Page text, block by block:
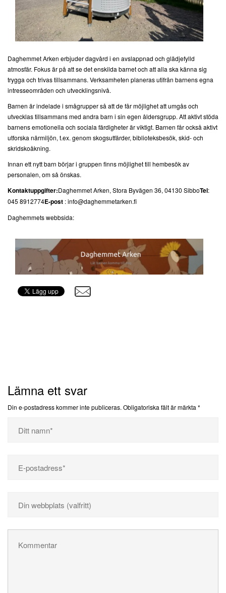
Daghemmet Arken erbjuder dagvård i en avslappnad och glädjefylld
atmosfär. Fokus är på att se det enskilda barnet och att alla ska känna sig
trygga och trivas tillsammans. Verksamheten planeras utifrån barnens egna
intresseområden och utvecklingsnivå.
Barnen är indelade i smågrupper så att de får möjlighet att umgås och
utvecklas tillsammans med andra barn i sin egen åldersgrupp. Att aktivt stöda
barnens emotionella och sociala färdigheter är viktigt. Barnen får också aktivt
utforska närmiljön, t.ex. genom skogsutfärder, biblioteksbesök, skid- och
skridskoåkning.
Innan ett nytt barn börjar i gruppen finns möjlighet till hembesök av
personalen, om så önskas.
Kontaktuppgifter:Daghemmet Arken, Stora Byvägen 36, 04130 SibboTel:
045 8912774E-post : info@daghemmetarken.fi
Daghemmets webbsida:
Lämna ett svar
Din e-postadress kommer inte publiceras. Obligatoriska fält är märkta *